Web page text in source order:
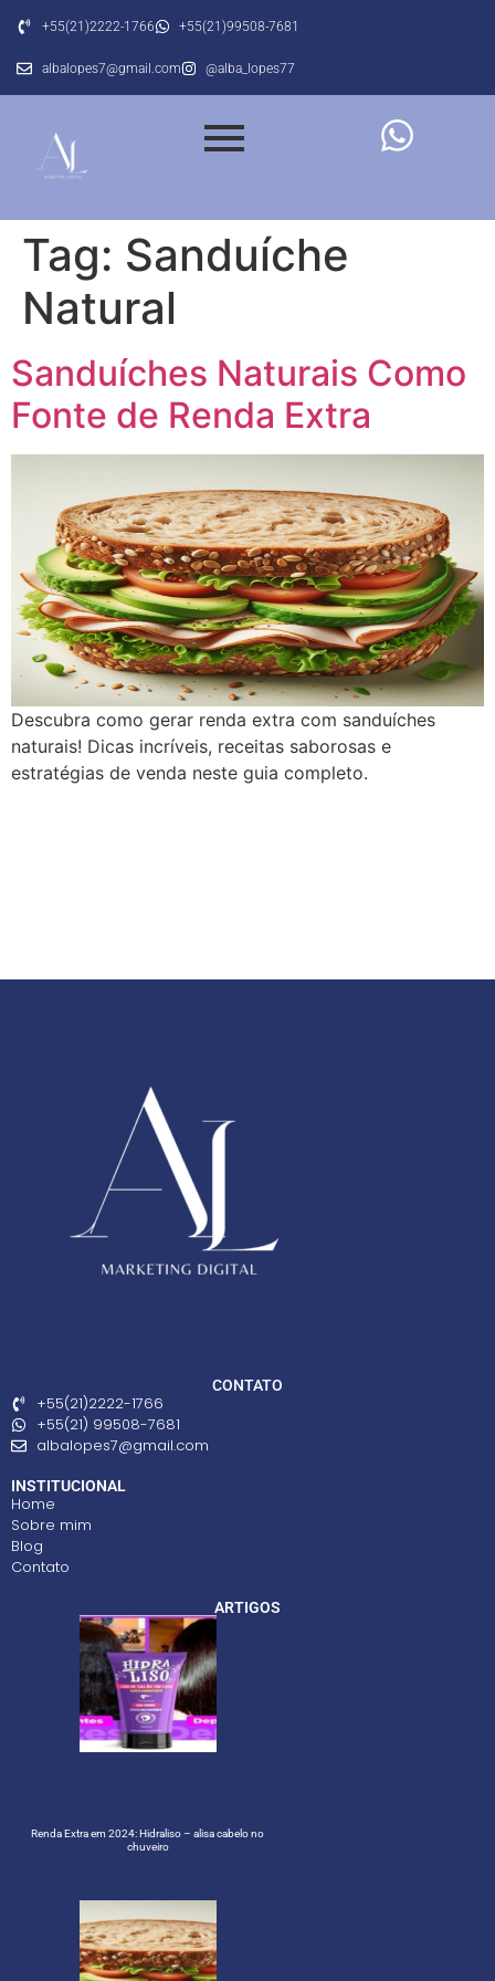
+55(21)2222-1766 +55(21)99508-7681
albalopes7@gmail.com @alba_lopes77
Tag: Sanduíche
Natural
Sanduíches Naturais Como
Fonte de Renda Extra
Descubra como gerar renda extra com sanduíches
naturais! Dicas incríveis, receitas saborosas e
estratégias de venda neste guia completo.
CONTATO
+55(21)2222-1766
+55(21) 99508-7681
albalopes7@gmail.com
INSTITUCIONAL
Home
Sobre mim
Blog
Contato
ARTIGOS
Renda Extra em 2024: Hidraliso – alisa cabelo no
chuveiro